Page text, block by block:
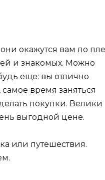
окажутся вам по
и знакомых. Можно
еще: вы отлично
время заняться
покупки. Велики
выгодной цене.
или путешествия.